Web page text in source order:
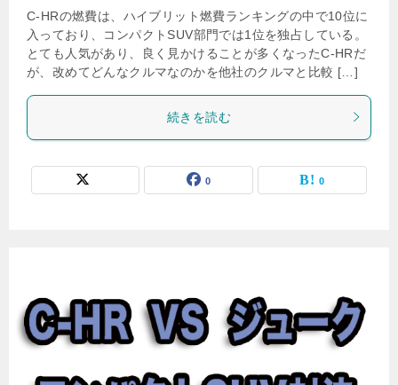
C-HRの燃費は、ハイブリット燃費ランキングの中で10位に
入っており、コンパクトSUV部門では1位を独占している。
とても人気があり、良く見かけることが多くなったC-HRだ
が、改めてどんなクルマなのかを他社のクルマと比較 […]
続きを読む
0 0